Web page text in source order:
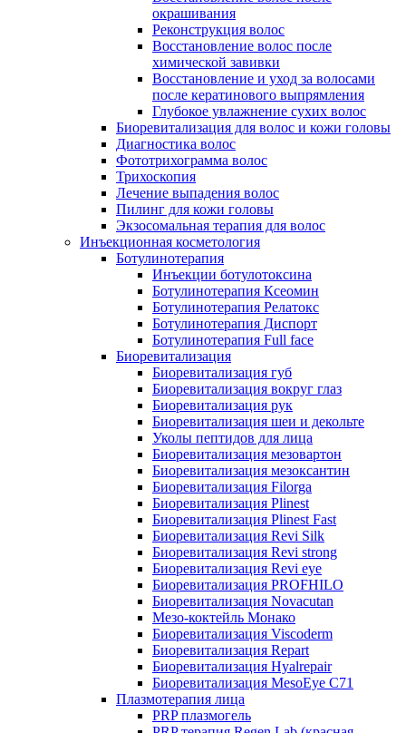
окрашивания
Реконструкция волос
Восстановление волос после
химической завивки
Восстановление и уход за волосами
после кератинового выпрямления
Глубокое увлажнение сухих волос
Биоревитализация для волос и кожи головы
Диагностика волос
Фототрихограмма волос
Трихоскопия
Лечение выпадения волос
Пилинг для кожи головы
Экзосомальная терапия для волос
Инъекционная косметология
Ботулинотерапия
Инъекции ботулотоксина
Ботулинотерапия Ксеомин
Ботулинотерапия Релатокс
Ботулинотерапия Диспорт
Ботулинотерапия Full face
Биоревитализация
Биоревитализация губ
Биоревитализация вокруг глаз
Биоревитализация рук
Биоревитализация шеи и декольте
Уколы пептидов для лица
Биоревитализация мезовартон
Биоревитализация мезоксантин
Биоревитализация Filorga
Биоревитализация Plinest
Биоревитализация Plinest Fast
Биоревитализация Revi Silk
Биоревитализация Revi strong
Биоревитализация Revi eye
Биоревитализация PROFHILO
Биоревитализация Novacutan
Мезо-коктейль Монако
Биоревитализация Viscoderm
Биоревитализация Repart
Биоревитализация Hyalrepair
Биоревитализация MesoEye C71
Плазмотерапия лица
PRP плазмогель